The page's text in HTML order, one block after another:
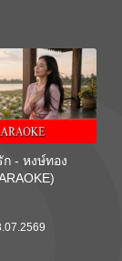
- หงษ์ทอง